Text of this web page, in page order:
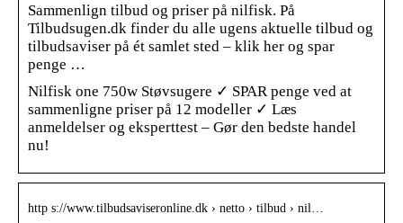
Sammenlign tilbud og priser på nilfisk. På
Tilbudsugen.dk finder du alle ugens aktuelle tilbud og
tilbudsaviser på ét samlet sted – klik her og spar
penge …
Nilfisk one 750w Støvsugere ✓ SPAR penge ved at
sammenligne priser på 12 modeller ✓ Læs
anmeldelser og eksperttest – Gør den bedste handel
nu!
http s://www.tilbudsaviseronline.dk › netto › tilbud › nil…